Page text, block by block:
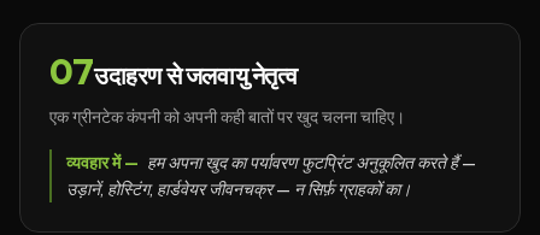
07उदाहरण से जलवायु नेतृत्व
एक ग्रीनटेक कंपनी को अपनी कही बातों पर खुद चलना चाहिए।
व्यवहार में — हम अपना खुद का पर्यावरण फुटप्रिंट अनुकूलित करते हैं —
उड़ानें, होस्टिंग, हार्डवेयर जीवनचक्र — न सिर्फ़ ग्राहकों का।